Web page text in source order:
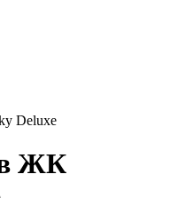
Deluxe
в ЖК